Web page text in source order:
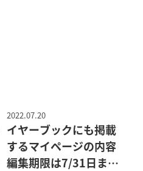
2022.07.20
イヤーブックにも掲載
するマイページの内容
編集期限は7/31日まで